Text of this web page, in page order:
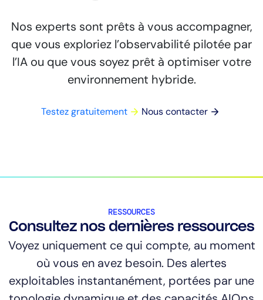
Nos experts sont prêts à vous accompagner,
que vous exploriez l’observabilité pilotée par
l’IA ou que vous soyez prêt à optimiser votre
environnement hybride.
Testez gratuitement Nous contacter
RESSOURCES
Consultez nos dernières ressources
Voyez uniquement ce qui compte, au moment
où vous en avez besoin. Des alertes
exploitables instantanément, portées par une